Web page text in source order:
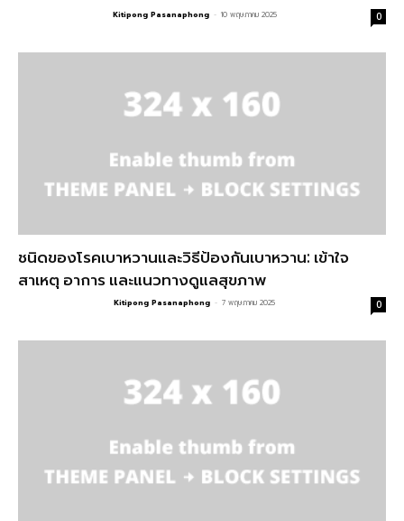
Kitipong Pasanaphong - 10 พฤษภาคม 2025 0
ชนิดของโรคเบาหวานและวิธีป้องกันเบาหวาน: เข้าใจ
สาเหตุ อาการ และแนวทางดูแลสุขภาพ
Kitipong Pasanaphong - 7 พฤษภาคม 2025 0